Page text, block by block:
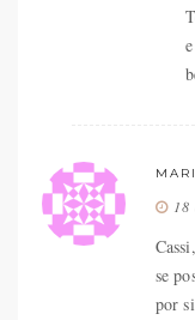
se
por